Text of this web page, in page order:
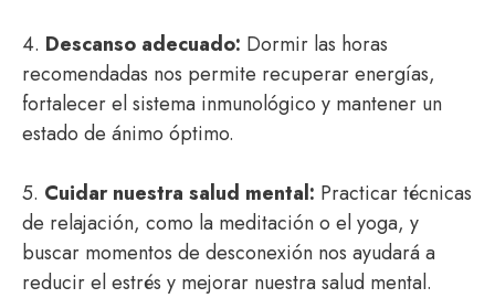
4. Descanso adecuado: Dormir las horas
recomendadas nos permite recuperar energías,
fortalecer el sistema inmunológico y mantener un
estado de ánimo óptimo.
5. Cuidar nuestra salud mental: Practicar técnicas
de relajación, como la meditación o el yoga, y
buscar momentos de desconexión nos ayudará a
reducir el estrés y mejorar nuestra salud mental.